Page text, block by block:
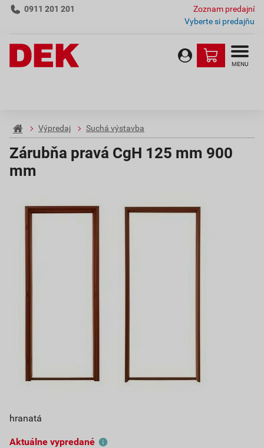
0911 201 201
Zoznam predajní
Vyberte si predajňu
MENU
Výpredaj Suchá výstavba
Zárubňa pravá CgH 125 mm 900
mm
hranatá
Aktuálne vypredané